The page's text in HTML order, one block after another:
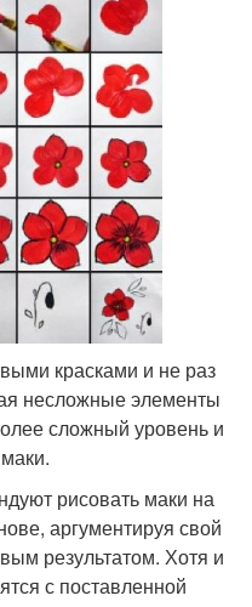
красками и не раз
несложные элементы
сложный уровень и
рисовать маки на
аргументируя свой
результатом. Хотя и
с поставленной